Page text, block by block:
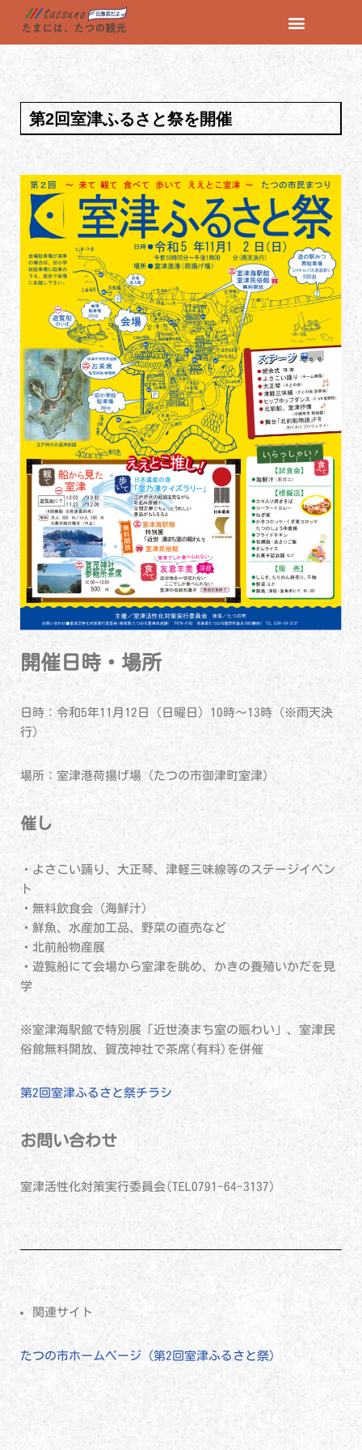
コ
ン
へ
キ
第2回室津ふるさと祭を開催
開催日時・場所
日時：令和5年11月12日（日曜日）10時～13時（※雨天決
行）
場所：室津港荷揚げ場（たつの市御津町室津）
催し
・よさこい踊り、大正琴、津軽三味線等のステージイベン
ト
・無料飲食会（海鮮汁）
・鮮魚、水産加工品、野菜の直売など
・北前船物産展
・遊覧船にて会場から室津を眺め、かきの養殖いかだを見
学
※室津海駅館で特別展「近世湊まち室の賑わい」、室津民
俗館無料開放、賀茂神社で茶席(有料)を併催
第2回室津ふるさと祭チラシ
お問い合わせ
室津活性化対策実行委員会(TEL0791-64-3137)
関連サイト
たつの市ホームページ（第2回室津ふるさと祭）